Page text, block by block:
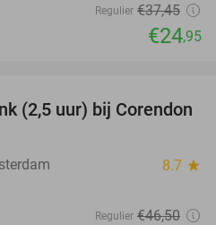
Regulier €37,45
€24,95
37%
(2,5 uur) bij Corendon
8.7 star
Regulier €46,50